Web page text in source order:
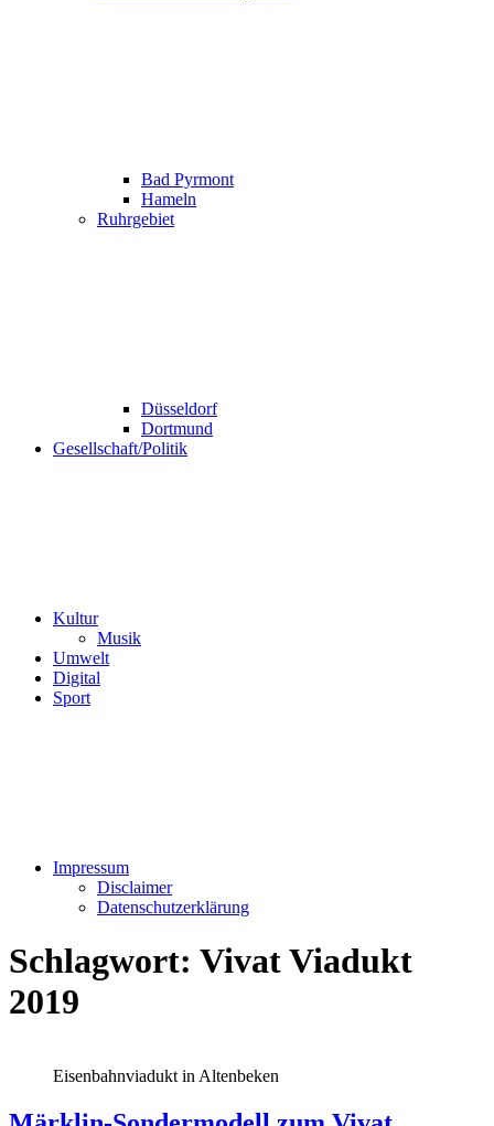
Bad Pyrmont
Hameln
Ruhrgebiet
Düsseldorf
Dortmund
Gesellschaft/Politik
Kultur
Musik
Umwelt
Digital
Sport
Impressum
Disclaimer
Datenschutzerklärung
Schlagwort: Vivat Viadukt
2019
Eisenbahnviadukt in Altenbeken